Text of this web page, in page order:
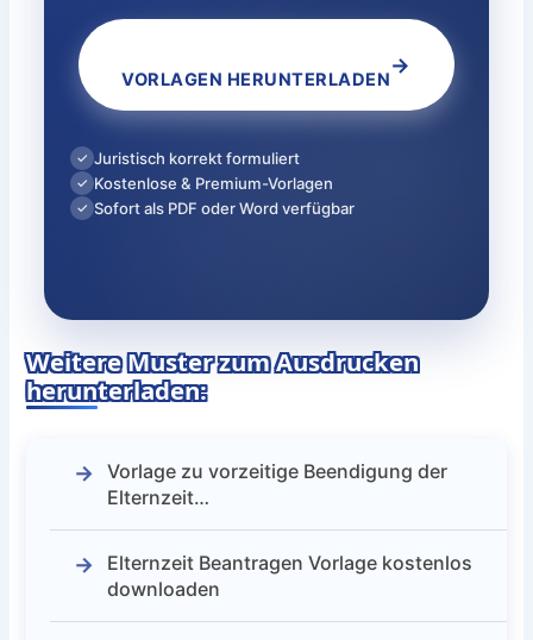
VORLAGEN HERUNTERLADEN
→
✓ Juristisch korrekt formuliert
✓ Kostenlose & Premium-Vorlagen
✓ Sofort als PDF oder Word verfügbar
Weitere Muster zum Ausdrucken
herunterladen:
Vorlage zu vorzeitige Beendigung der
Elternzeit…
Elternzeit Beantragen Vorlage kostenlos
downloaden